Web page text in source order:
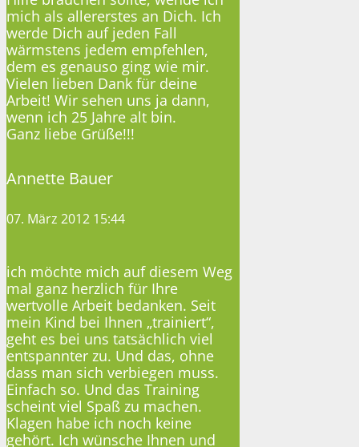
mich als allererstes an Dich. Ich
werde Dich auf jeden Fall
wärmstens jedem empfehlen,
dem es genauso ging wie mir.
Vielen lieben Dank für deine
Arbeit! Wir sehen uns ja dann,
wenn ich 25 Jahre alt bin.
Ganz liebe Grüße!!!
Annette Bauer
07. März 2012 15:44
ich möchte mich auf diesem Weg
mal ganz herzlich für Ihre
wertvolle Arbeit bedanken. Seit
mein Kind bei Ihnen „trainiert“,
geht es bei uns tatsächlich viel
entspannter zu. Und das, ohne
dass man sich verbiegen muss.
Einfach so. Und das Training
scheint viel Spaß zu machen.
Klagen habe ich noch keine
gehört. Ich wünsche Ihnen und